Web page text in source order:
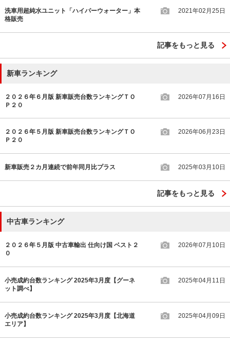
洗車用超純水ユニット「ハイパーウォーター」本
格販売
2021年02月25日
記事をもっと見る
新車ランキング
２０２６年６月版 新車販売台数ランキングＴＯ
Ｐ２０
2026年07月16日
２０２６年５月版 新車販売台数ランキングＴＯ
Ｐ２０
2026年06月23日
新車販売２カ月連続で前年同月比プラス 2025年03月10日
記事をもっと見る
中古車ランキング
２０２６年５月版 中古車輸出 仕向け国 ベスト２
０
2026年07月10日
小売成約台数ランキング 2025年3月度【グーネ
ット調べ】
2025年04月11日
小売成約台数ランキング 2025年3月度【北海道
エリア】
2025年04月09日